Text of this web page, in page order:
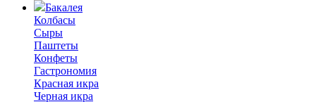
Бакалея
Колбасы
Сыры
Паштеты
Конфеты
Гастрономия
Красная икра
Черная икра